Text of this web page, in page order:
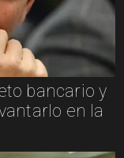
bancario y
en la